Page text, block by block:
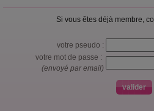
Si vous êtes déjà membre,
votre pseudo :
votre mot de passe :
(envoyé par email)